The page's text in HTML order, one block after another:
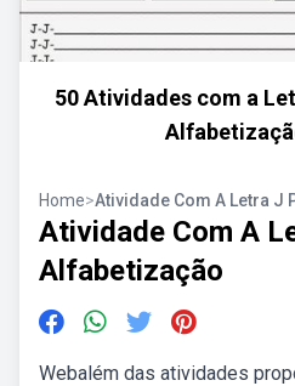
50 Atividades com a
Home>Atividade Com A Letra J
Atividade Com A
Alfabetização
Webalém das atividades